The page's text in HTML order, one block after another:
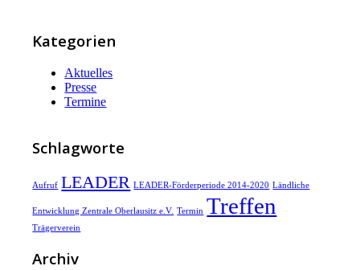
Kategorien
Aktuelles
Presse
Termine
Schlagworte
Aufruf LEADER LEADER-Förderperiode 2014-2020 Ländliche
Entwicklung Zentrale Oberlausitz e.V. Termin Treffen
Trägerverein
Archiv